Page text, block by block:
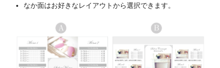
なか面はお好きなレイアウトから選択できます。